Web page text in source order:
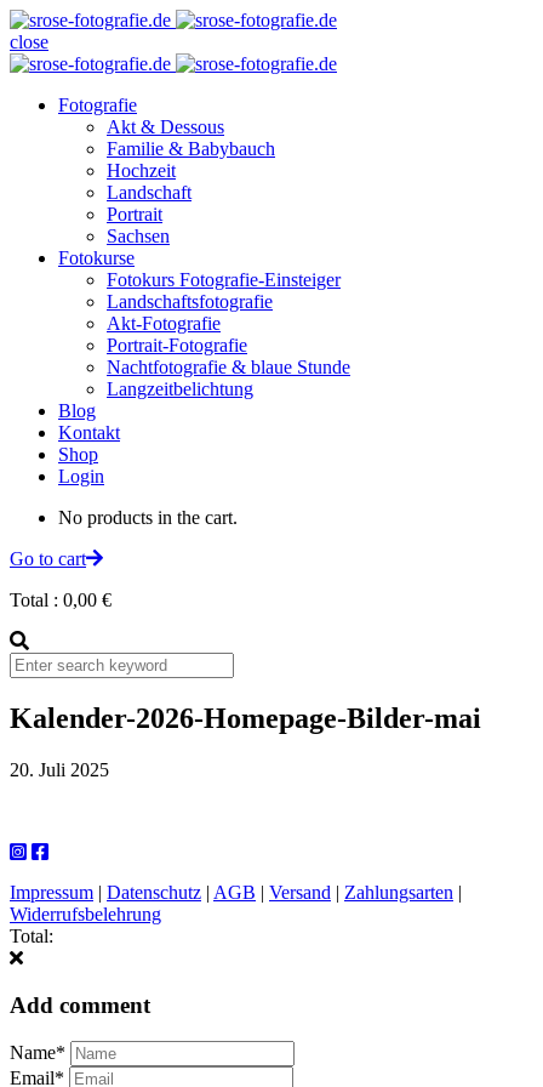
close
Fotografie
Akt & Dessous
Familie & Babybauch
Hochzeit
Landschaft
Portrait
Sachsen
Fotokurse
Fotokurs Fotografie-Einsteiger
Landschaftsfotografie
Akt-Fotografie
Portrait-Fotografie
Nachtfotografie & blaue Stunde
Langzeitbelichtung
Blog
Kontakt
Shop
Login
No products in the cart.
Go to cart
Total : 0,00 €
Kalender-2026-Homepage-Bilder-mai
20. Juli 2025
Impressum | Datenschutz | AGB | Versand | Zahlungsarten |
Widerrufsbelehrung
Total:
Add comment
Name*
Email*